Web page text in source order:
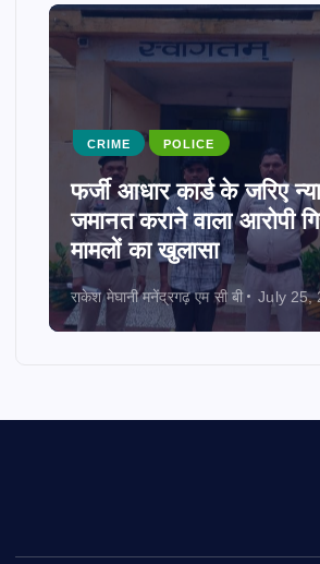
CRIME POLICE
फर्जी आधार कार्ड के जरिए
जमानत कराने वाला आरोपी
मामलों का खुलासा
राकेश मेघानी मनेंद्रगढ़ एम सी बी July 25,